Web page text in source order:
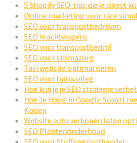
5 Shopify SEO-tips die je direct
Online marketing voor race
SEO voor transportbedrijven
SEO Vrachtwagens
SEO voor transportbedrijf
SEO voor stomazorg
Taxi website optimaliseren
SEO voor tuinaanleg
Hoe kun je je SEO strategie
Hoe Je Hoog in Google Scoort
Kopen
Website auto verkopen laten
SEO Plantenonderhoud